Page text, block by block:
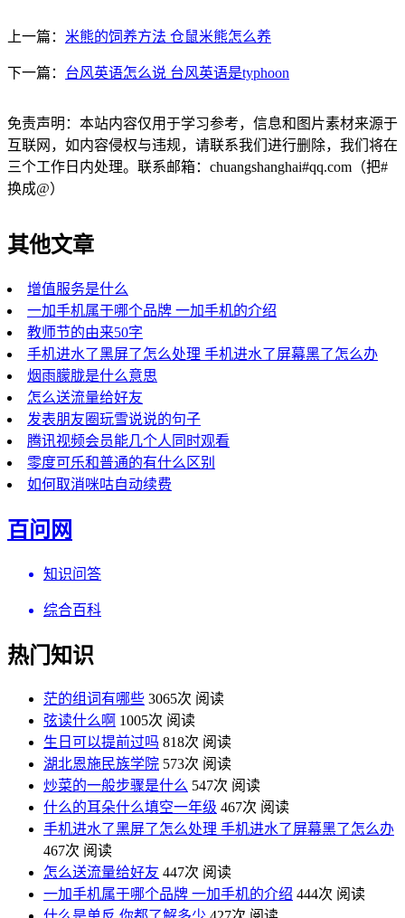
上一篇： 米熊的饲养方法 仓鼠米熊怎么养
下一篇： 台风英语怎么说 台风英语是typhoon
免责声明：本站内容仅用于学习参考，信息和图片素材来源于
互联网，如内容侵权与违规，请联系我们进行删除，我们将在
三个工作日内处理。联系邮箱：chuangshanghai#qq.com（把#
换成@）
其他文章
增值服务是什么
一加手机属于哪个品牌 一加手机的介绍
教师节的由来50字
手机进水了黑屏了怎么处理 手机进水了屏幕黑了怎么办
烟雨朦胧是什么意思
怎么送流量给好友
发表朋友圈玩雪说说的句子
腾讯视频会员能几个人同时观看
零度可乐和普通的有什么区别
如何取消咪咕自动续费
百问网
知识问答
综合百科
热门知识
茫的组词有哪些 3065次 阅读
弦读什么啊 1005次 阅读
生日可以提前过吗 818次 阅读
湖北恩施民族学院 573次 阅读
炒菜的一般步骤是什么 547次 阅读
什么的耳朵什么填空一年级 467次 阅读
手机进水了黑屏了怎么处理 手机进水了屏幕黑了怎么办
467次 阅读
怎么送流量给好友 447次 阅读
一加手机属于哪个品牌 一加手机的介绍 444次 阅读